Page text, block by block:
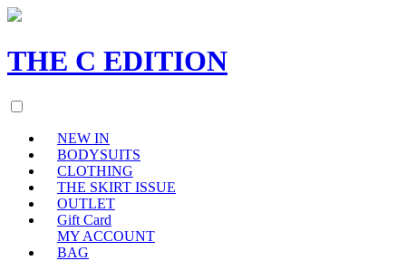
THE C EDITION
NEW IN
BODYSUITS
CLOTHING
THE SKIRT ISSUE
OUTLET
Gift Card
MY ACCOUNT
BAG